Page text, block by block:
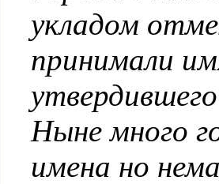
укладом
принимали
Ныне много
имена но